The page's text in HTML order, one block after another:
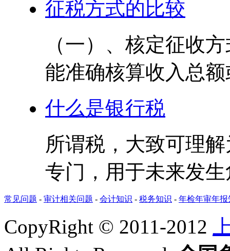
征税方式的比较
（一）、核定征收
能准确核算收入总
什么是银行税
所谓税，大致可理
专门，用于未来发
常见问题 - 审计相关问题 - 会计知识 - 税务知识 - 年检年审年报
CopyRight © 2011-2012